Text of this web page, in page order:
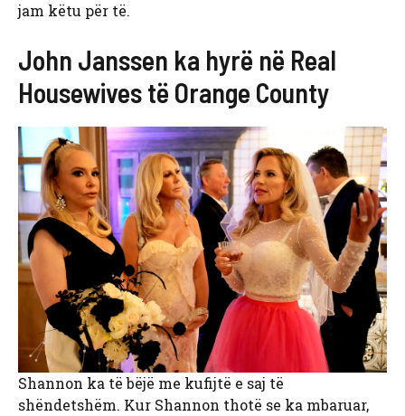
jam këtu për të.
John Janssen ka hyrë në Real
Housewives të Orange County
Shannon ka të bëjë me kufijtë e saj të
shëndetshëm. Kur Shannon thotë se ka mbaruar,